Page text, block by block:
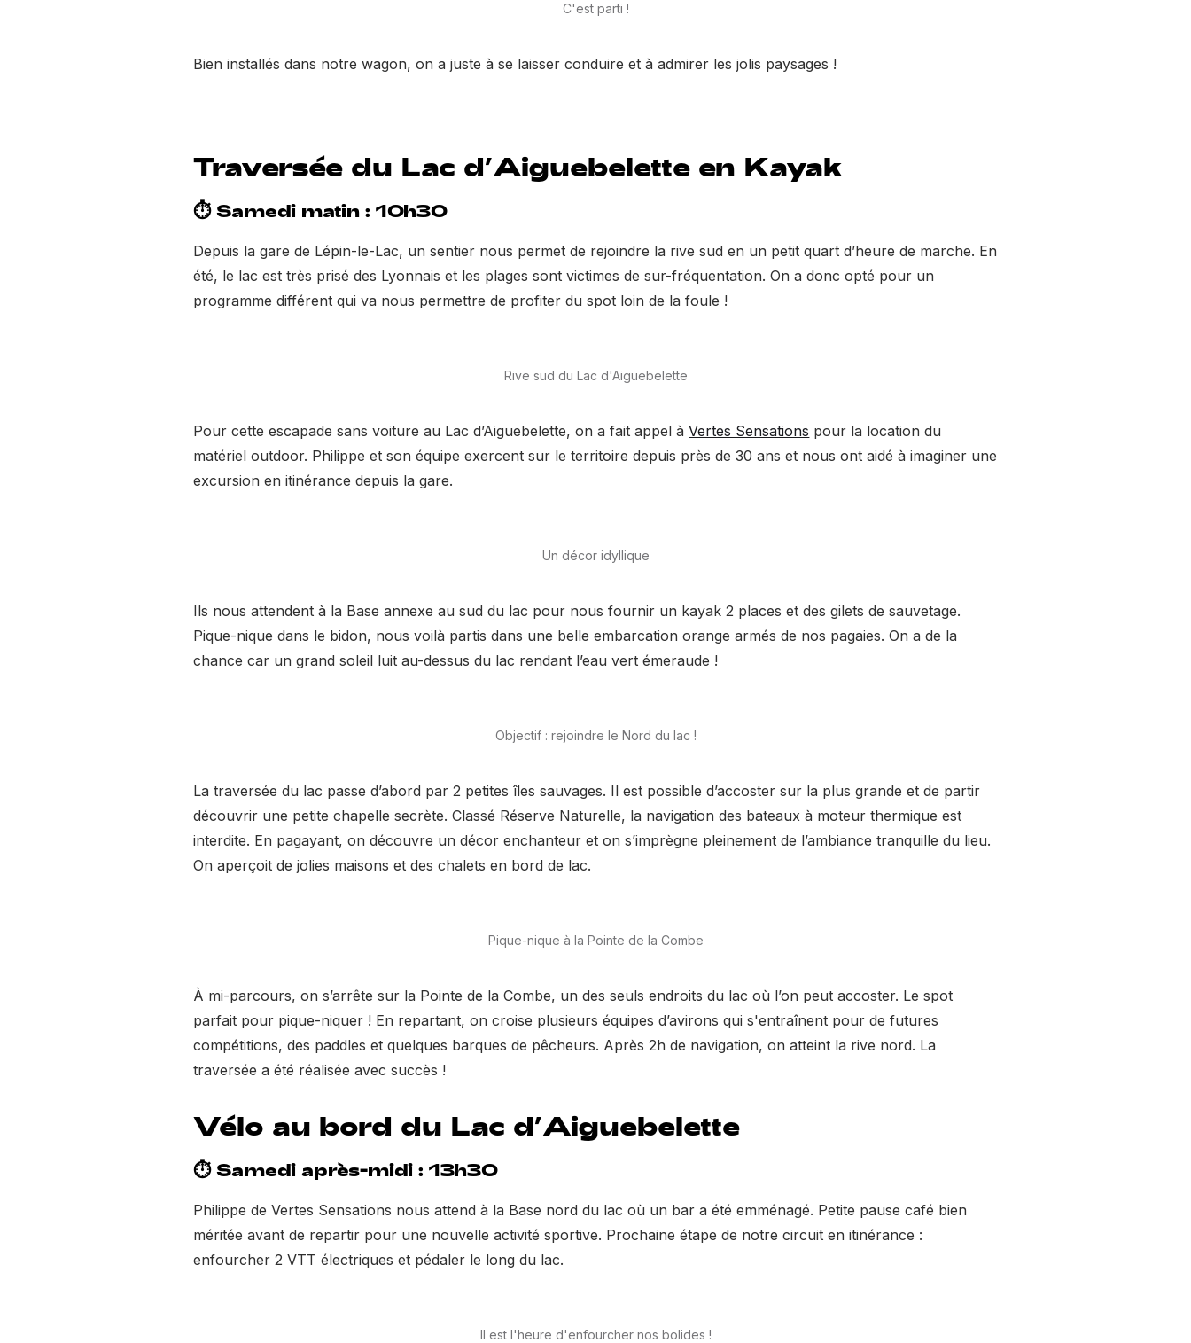
C'est parti !
Bien installés dans notre wagon, on a juste à se laisser conduire et à admirer les jolis paysages !
Traversée du Lac d’Aiguebelette en Kayak
⏱ Samedi matin : 10h30
Depuis la gare de Lépin-le-Lac, un sentier nous permet de rejoindre la rive sud en un petit quart d’heure de marche. En
été, le lac est très prisé des Lyonnais et les plages sont victimes de sur-fréquentation. On a donc opté pour un
programme différent qui va nous permettre de profiter du spot loin de la foule !
Rive sud du Lac d'Aiguebelette
Pour cette escapade sans voiture au Lac d’Aiguebelette, on a fait appel àVertes Sensations pour la location du
matériel outdoor. Philippe et son équipe exercent sur le territoire depuis près de 30 ans et nous ont aidé à imaginer une
excursion en itinérance depuis la gare.
Un décor idyllique
Ils nous attendent à la Base annexe au sud du lac pour nous fournir un kayak 2 places et des gilets de sauvetage.
Pique-nique dans le bidon, nous voilà partis dans une belle embarcation orange armés de nos pagaies. On a de la
chance car un grand soleil luit au-dessus du lac rendant l’eau vert émeraude !
Objectif : rejoindre le Nord du lac !
La traversée du lac passe d’abord par 2 petites îles sauvages. Il est possible d’accoster sur la plus grande et de partir
découvrir une petite chapelle secrète. Classé Réserve Naturelle, la navigation des bateaux à moteur thermique est
interdite. En pagayant, on découvre un décor enchanteur et on s’imprègne pleinement de l’ambiance tranquille du lieu.
On aperçoit de jolies maisons et des chalets en bord de lac.
Pique-nique à la Pointe de la Combe
À mi-parcours, on s’arrête sur la Pointe de la Combe, un des seuls endroits du lac où l’on peut accoster. Le spot
parfait pour pique-niquer ! En repartant, on croise plusieurs équipes d’avirons qui s'entraînent pour de futures
compétitions, des paddles et quelques barques de pêcheurs. Après 2h de navigation, on atteint la rive nord. La
traversée a été réalisée avec succès !
Vélo au bord du Lac d’Aiguebelette
⏱ Samedi après-midi : 13h30
Philippe de Vertes Sensations nous attend à la Base nord du lac où un bar a été emménagé. Petite pause café bien
méritée avant de repartir pour une nouvelle activité sportive. Prochaine étape de notre circuit en itinérance :
enfourcher 2 VTT électriques et pédaler le long du lac.
Il est l'heure d'enfourcher nos bolides !